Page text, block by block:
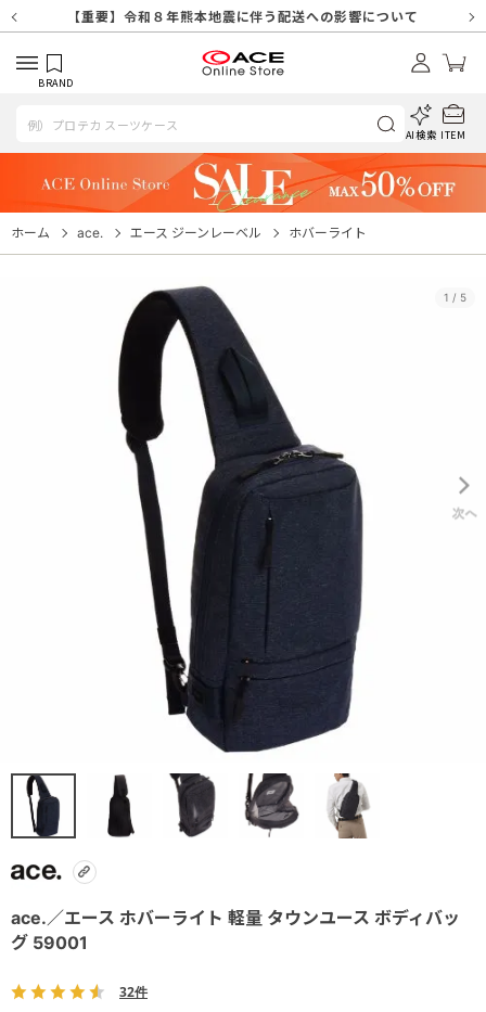
【重要】8/11（火・祝）休業及び配送スケジュールについて
【重要】令和８年熊本地震に伴う配送への影響について
【重要】納品書・領収書ペーパーレス化（電子化）のお知らせ
【重要】天候不良や交通状況・物量増等に伴う配送への影響について
【重要】悪質な詐欺サイトにご注意ください
【重要】各種メールが届かない場合に関しまして
【重要】お問い合わせのご対応に関しまして
【重要】SNSのなりすまし詐欺にご注意ください
BRAND
AI検索 ITEM
ホーム ace. エース ジーンレーベル ホバーライト
1 / 5
ace.／エース ホバーライト 軽量 タウンユース ボディバッ
グ 59001
32件